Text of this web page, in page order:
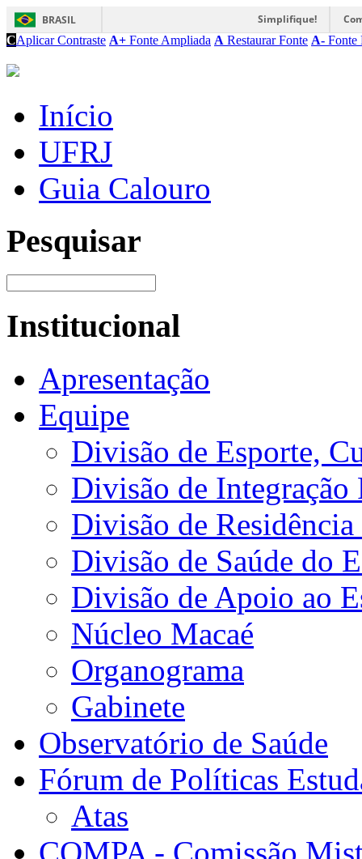
BRASIL Simplifique!
CAplicar Contraste A+ Fonte Ampliada A Restaurar Fonte A- Fonte
Início
UFRJ
Guia Calouro
Pesquisar
Institucional
Apresentação
Equipe
Divisão de Esporte,
Divisão de Integração
Divisão de
Divisão de Saúde do
Divisão de Apoio ao
Núcleo Macaé
Organograma
Gabinete
Observatório de Saúde
Fórum de Políticas
Atas
COMPA - Comissão